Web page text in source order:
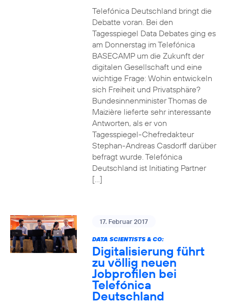
Telefónica Deutschland bringt die
Debatte voran. Bei den
Tagesspiegel Data Debates ging es
am Donnerstag im Telefónica
BASECAMP um die Zukunft der
digitalen Gesellschaft und eine
wichtige Frage: Wohin entwickeln
sich Freiheit und Privatsphäre?
Bundesinnenminister Thomas de
Maizière lieferte sehr interessante
Antworten, als er von
Tagesspiegel-Chefredakteur
Stephan-Andreas Casdorff darüber
befragt wurde. Telefónica
Deutschland ist Initiating Partner
[…]
17. Februar 2017
DATA SCIENTISTS & CO:
Digitalisierung führt
zu völlig neuen
Jobprofilen bei
Telefónica
Deutschland